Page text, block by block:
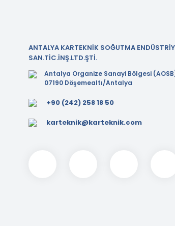
ANTALYA KARTEKNİK SOĞUTMA
SAN.TİC.İNŞ.LTD.ŞTİ.
Antalya Organize Sanayi Bölgesi
07190 Döşemealtı/Antalya
+90 (242) 258 18 50
karteknik@karteknik.com